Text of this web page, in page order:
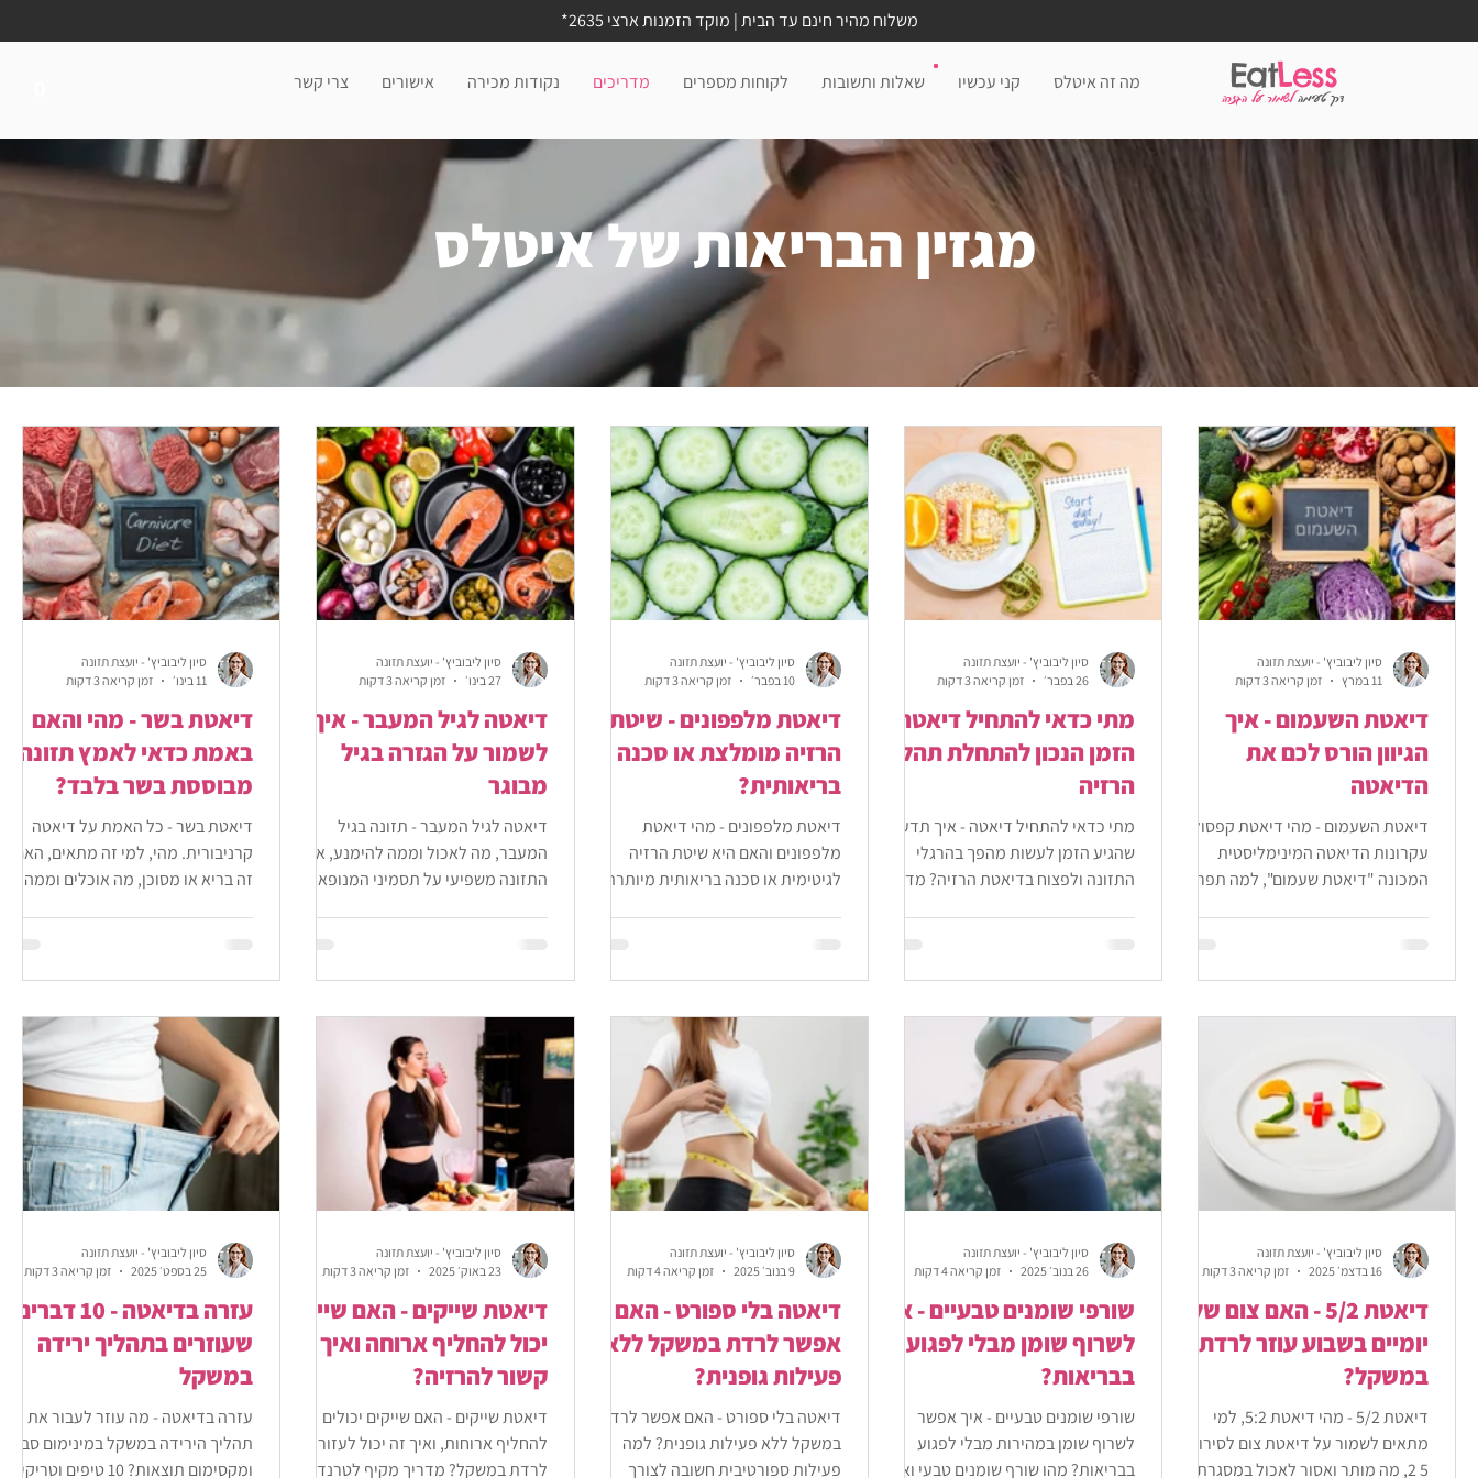
משלוח מהיר חינם עד הבית | מוקד הזמנות ארצי 2635*
מה זה איטלס קני עכשיו שאלות ותשובות לקוחות מספרים מדריכים נקודות מכירה אישורים צרי קשר
דרך טעימהלשמור על הגזרה
EatLess
מגזין הבריאות של איטלס
דיאטת השעמום - איך
הגיוון הורס לכם את
הדיאטה
דיאטת השעמום - מהי דיאטת קפסולה,
עקרונות הדיאטה המינימליסטית
המכונה "דיאטת שעמום", למה תפריט
סיון ליבוביץ' - יועצת תזונה
11 במרץ
זמן קריאה 3 דקות
מתי כדאי להתחיל דיאטה?
הזמן הנכון להתחלת תהליך
הרזיה
מתי כדאי להתחיל דיאטה - איך תדעו
שהגיע הזמן לעשות מהפך בהרגלי
התזונה ולפצוח בדיאטת הרזיה? מדריך
סיון ליבוביץ' - יועצת תזונה
26 בפבר׳
זמן קריאה 3 דקות
דיאטת מלפפונים - שיטת
הרזיה מומלצת או סכנה
בריאותית?
דיאטת מלפפונים - מהי דיאטת
מלפפונים והאם היא שיטת הרזיה
לגיטימית או סכנה בריאותית מיותרת?
סיון ליבוביץ' - יועצת תזונה
10 בפבר׳
זמן קריאה 3 דקות
דיאטה לגיל המעבר - איך
לשמור על הגזרה בגיל
מבוגר
דיאטה לגיל המעבר - תזונה בגיל
המעבר, מה לאכול וממה להימנע, איך
התזונה משפיעי על תסמיני המנופאוזה
סיון ליבוביץ' - יועצת תזונה
27 בינו׳
זמן קריאה 3 דקות
דיאטת בשר - מהי והאם
באמת כדאי לאמץ תזונה
מבוססת בשר בלבד?
דיאטת בשר - כל האמת על דיאטה
קרניבורית. מהי, למי זה מתאים, האם
זה בריא או מסוכן, מה אוכלים וממה
סיון ליבוביץ' - יועצת תזונה
11 בינו׳
זמן קריאה 3 דקות
דיאטת 5/2 - האם צום של
יומיים בשבוע עוזר לרדת
במשקל?
דיאטת 5/2 - מהי דיאטת 5:2, למי
מתאים לשמור על דיאטת צום לסירוגין
5 2, מה מותר ואסור לאכול במסגרת
סיון ליבוביץ' - יועצת תזונה
16 בדצמ׳ 2025
זמן קריאה 3 דקות
שורפי שומנים טבעיים - איך
לשרוף שומן מבלי לפגוע
בבריאות?
שורפי שומנים טבעיים - איך אפשר
לשרוף שומן במהירות מבלי לפגוע
בבריאות? מהו שורף שומנים טבעי ואיך
סיון ליבוביץ' - יועצת תזונה
26 בנוב׳ 2025
זמן קריאה 4 דקות
דיאטה בלי ספורט - האם
אפשר לרדת במשקל ללא
פעילות גופנית?
דיאטה בלי ספורט - האם אפשר לרדת
במשקל ללא פעילות גופנית? למה
פעילות ספורטיבית חשובה לצורך
סיון ליבוביץ' - יועצת תזונה
9 בנוב׳ 2025
זמן קריאה 4 דקות
דיאטת שייקים - האם שייק
יכול להחליף ארוחה ואיך זה
קשור להרזיה?
דיאטת שייקים - האם שייקים יכולים
להחליף ארוחות, ואיך זה יכול לעזור לנו
לרדת במשקל? מדריך מקיף לטרנד
סיון ליבוביץ' - יועצת תזונה
23 באוק׳ 2025
זמן קריאה 3 דקות
עזרה בדיאטה - 10 דברים
שעוזרים בתהליך ירידה
במשקל
עזרה בדיאטה - מה עוזר לעבור את
תהליך הירידה במשקל במינימום סבל
ומקסימום תוצאות? 10 טיפים וטריקים
סיון ליבוביץ' - יועצת תזונה
25 בספט׳ 2025
זמן קריאה 3 דקות